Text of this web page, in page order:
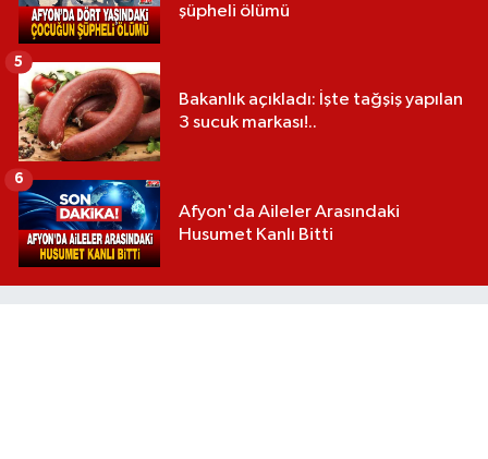
şüpheli ölümü
Bakanlık açıkladı: İşte tağşiş yapılan
3 sucuk markası!..
5
Afyon'da Aileler Arasındaki
Husumet Kanlı Bitti
6